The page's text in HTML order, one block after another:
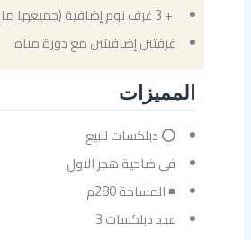
⁠ + 3 غرف نوم إضافية (جميعها ماستر)
⁠غرفتين إضافيتين مع دورة مياه
المميزات
⭕ دبلكسات للبيع
في ضاحية هجر الاول
◾ المساحة 280م
عدد دبلكسات 3